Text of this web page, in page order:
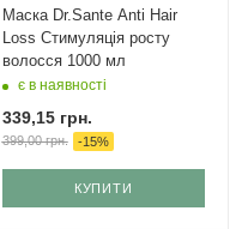
Маска Dr.Sante Anti Hair
Loss Стимуляція росту
волосся 1000 мл
є в наявності
339,15грн.
399,00грн. -15%
КУПИТИ